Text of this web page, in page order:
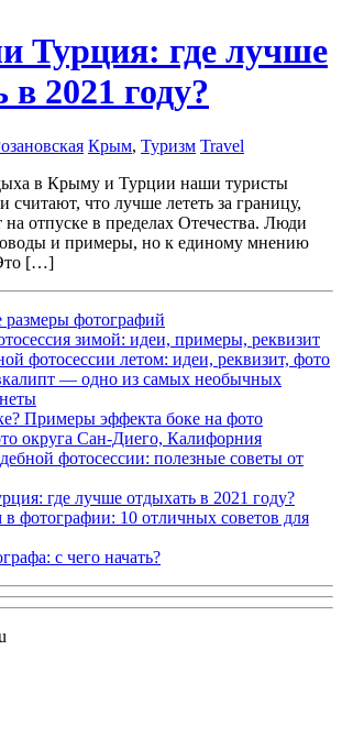
Турция: где лучше
в 2021 году?
Крым, Туризм Travel
в Крыму и Турции наши туристы
считают, что лучше лететь за границу,
на отпуске в пределах Отечества. Люди
и примеры, но к единому мнению
[…]
размеры фотографий
зимой: идеи, примеры, реквизит
фотосессии летом: идеи, реквизит, фото
— одно из самых необычных
Примеры эффекта боке на фото
округа Сан-Диего, Калифорния
фотосессии: полезные советы от
где лучше отдыхать в 2021 году?
фотографии: 10 отличных советов для
с чего начать?